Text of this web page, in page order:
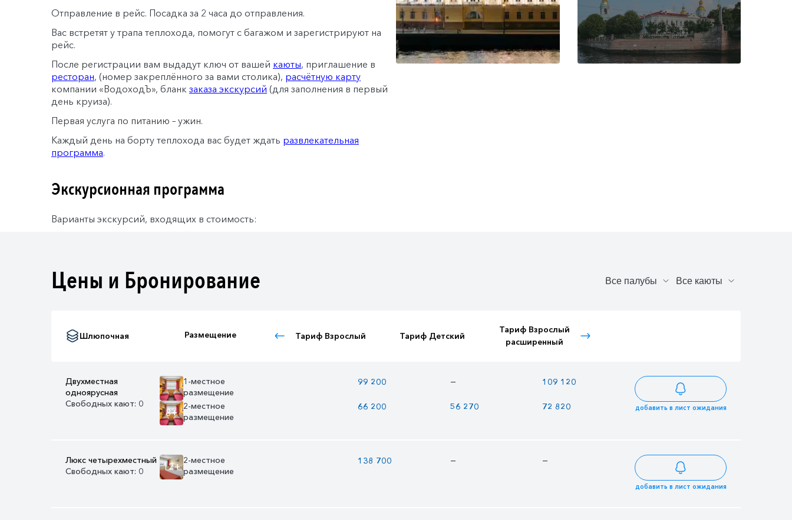
Отправление в рейс. Посадка за 2 часа до отправления.
Вас встретят у трапа теплохода, помогут с багажом и зарегистрируют на
рейс.
После регистрации вам выдадут ключ от вашей каюты, приглашение в
ресторан, (номер закреплённого за вами столика), расчётную карту
компании «ВодоходЪ», бланк заказа экскурсий (для заполнения в первый
день круиза).
Первая услуга по питанию – ужин.
Каждый день на борту теплохода вас будет ждать развлекательная
программа.
Экскурсионная программа
Варианты экскурсий, входящих в стоимость:
Цены и Бронирование
Шлюпочная Размещение Тариф Взрослый Тариф Детский
Тариф Взрослый
расширенный
Двухместная
одноярусная
Свободных кают: 0
1-местное
размещение
99 200 — 109 120 —
8+
2-местное
размещение
66 200 56 270 72 820 62 890
добавить в лист ожидания
Люкс четырехместный
Свободных кают: 0
12+
2-местное
размещение
138 700 — — —
добавить в лист ожидания